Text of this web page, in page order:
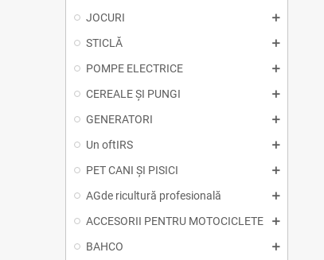
JOCURI
STICLĂ
POMPE ELECTRICE
CEREALE ȘI PUNGI
GENERATORI
Un oftIRS
PET CANI ȘI PISICI
AGde ricultură profesională
ACCESORII PENTRU MOTOCICLETE
BAHCO